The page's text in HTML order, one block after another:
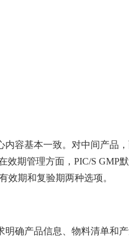
容基本一致。对中间产品
期管理方面，PIC/S GMP
效期和复验期两种选项。
确产品信息、物料清单和